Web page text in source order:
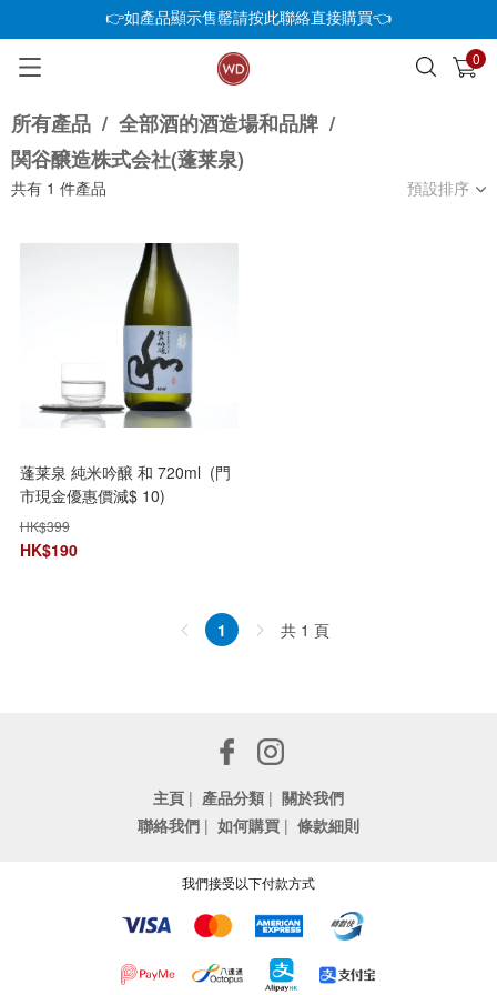
👉如產品顯示售罄請按此聯絡直接購買👈
0
已加入購物車 查看
所有產品 / 全部酒的酒造場和品牌 /
関谷醸造株式会社(蓬莱泉)
共有 1 件產品 預設排序
蓬莱泉 純米吟醸 和 720ml (門
市現金優惠價減$ 10)
HK$399
HK$190
1 共 1 頁
主頁 | 產品分類 | 關於我們
聯絡我們 | 如何購買 | 條款細則
我們接受以下付款方式